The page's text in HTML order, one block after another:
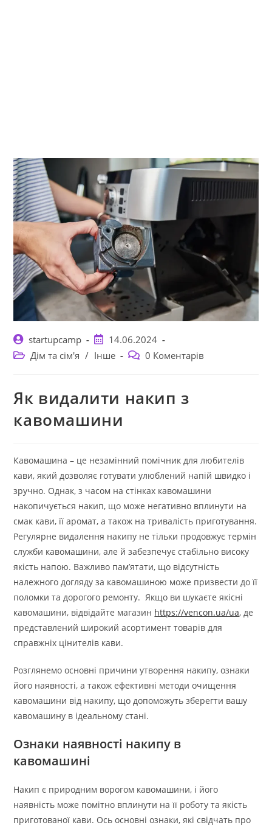
Автор
запису:
startupcamp
Запис
опубліковано:
14.06.2024
Категорія
Дім та сім'я / Інше
Коментарі
0 Коментарів
Як видалити накип з
кавомашини
Кавомашина – це незамінний помічник для любителів
кави, який дозволяє готувати улюблений напій швидко і
зручно. Однак, з часом на стінках кавомашини
накопичується накип, що може негативно вплинути на
смак кави, її аромат, а також на тривалість приготування.
Регулярне видалення накипу не тільки продовжує термін
служби кавомашини, але й забезпечує стабільно високу
якість напою. Важливо пам’ятати, що відсутність
належного догляду за кавомашиною може призвести до її
поломки та дорогого ремонту. Якщо ви шукаєте якісні
кавомашини, відвідайте магазин https://vencon.ua/ua, де
представлений широкий асортимент товарів для
справжніх цінителів кави.
Розглянемо основні причини утворення накипу, ознаки
його наявності, а також ефективні методи очищення
кавомашини від накипу, що допоможуть зберегти вашу
кавомашину в ідеальному стані.
Ознаки наявності накипу в
кавомашині
Накип є природним ворогом кавомашини, і його
наявність може помітно вплинути на її роботу та якість
приготованої кави. Ось основні ознаки, які свідчать про